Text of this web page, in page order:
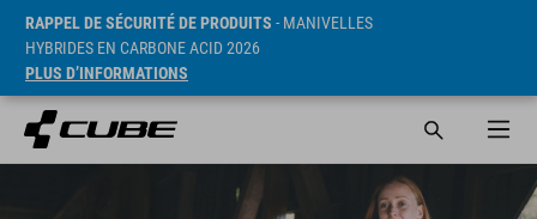
RAPPEL DE SÉCURITÉ DE PRODUITS - MANIVELLES
HYBRIDES EN CARBONE ACID 2026
PLUS D’INFORMATIONS